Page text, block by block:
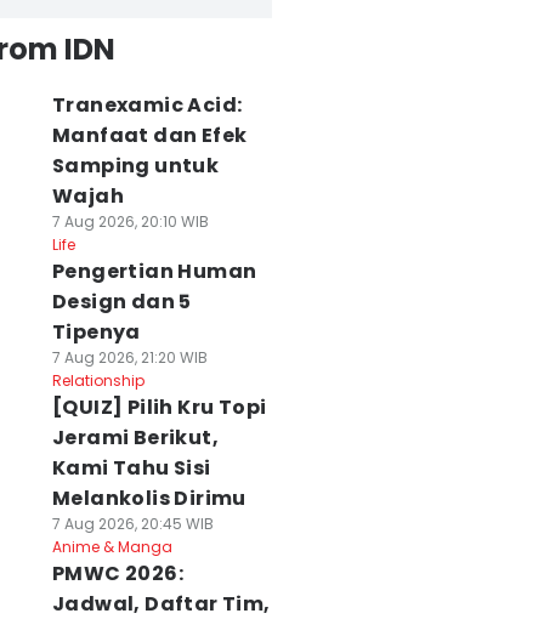
IDN
Tranexamic Acid:
Manfaat dan Efek
Samping untuk
Wajah
7 Aug 2026, 20:10 WIB
Life
Pengertian Human
Design dan 5
Tipenya
7 Aug 2026, 21:20 WIB
Relationship
[QUIZ] Pilih Kru Topi
Jerami Berikut,
Kami Tahu Sisi
Melankolis Dirimu
7 Aug 2026, 20:45 WIB
Anime & Manga
PMWC 2026:
Jadwal, Daftar Tim,